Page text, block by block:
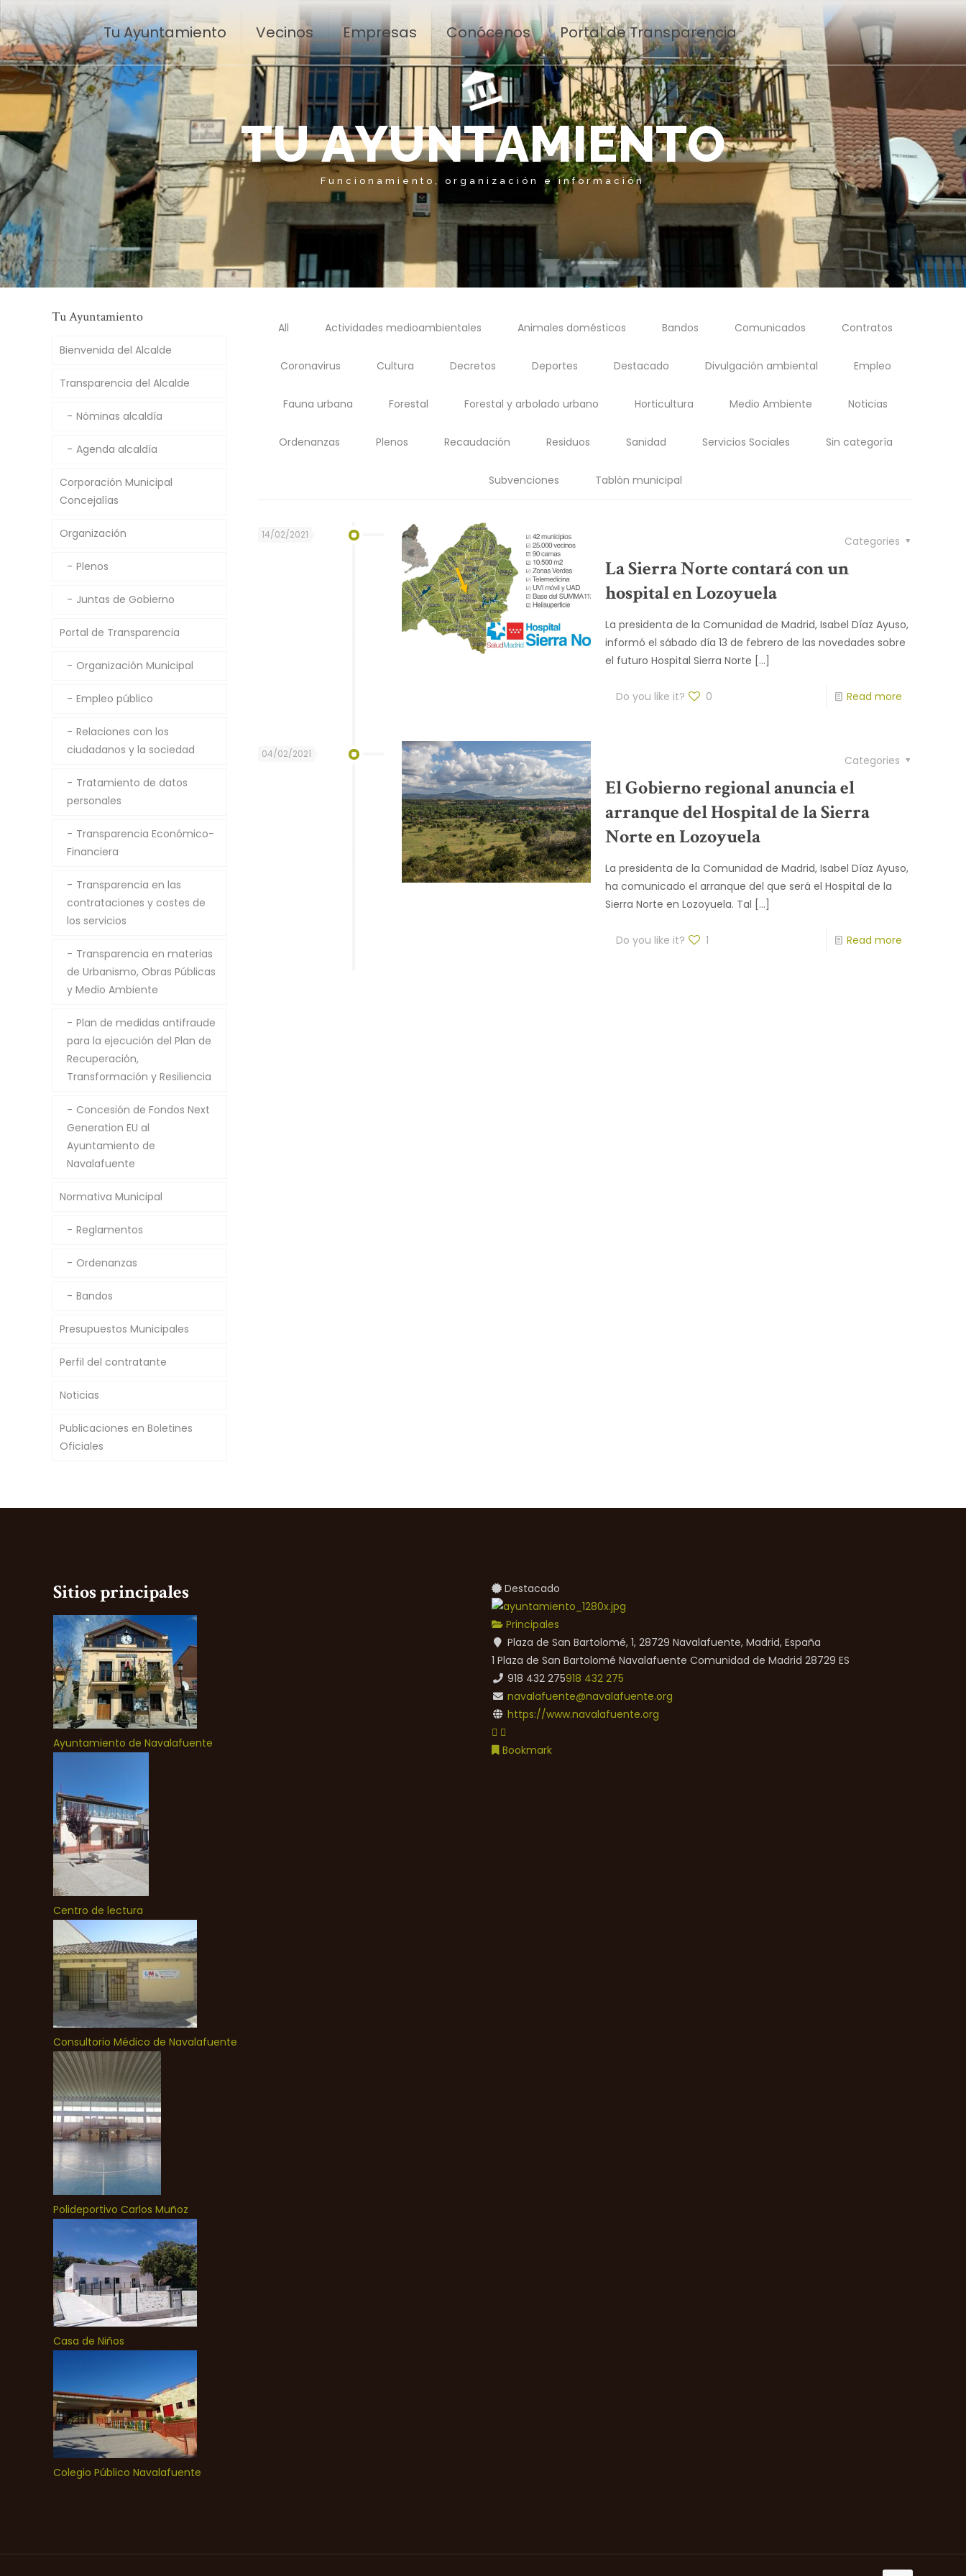
Tu Ayuntamiento Vecinos Empresas Conócenos Portal de Transparencia
TUAYUNTAMIENTO
Funcionamiento, organización e información
All Actividades medioambientales Animales domésticos Bandos Comunicados Contratos
Coronavirus Cultura Decretos Deportes Destacado Divulgación ambiental Empleo
Fauna urbana Forestal Forestal y arbolado urbano Horticultura Medio Ambiente Noticias
Ordenanzas Plenos Recaudación Residuos Sanidad Servicios Sociales Sin categoría
Subvenciones Tablón municipal
14/02/2021 Categories
La Sierra Norte contará con un
hospital en Lozoyuela
La presidenta de la Comunidad de Madrid, Isabel Díaz Ayuso,
informó el sábado día 13 de febrero de las novedades sobre
el futuro Hospital Sierra Norte […]
Do you like it? 0 Read more
04/02/2021 Categories
El Gobierno regional anuncia el
arranque del Hospital de la Sierra
Norte en Lozoyuela
La presidenta de la Comunidad de Madrid, Isabel Díaz Ayuso,
ha comunicado el arranque del que será el Hospital de la
Sierra Norte en Lozoyuela. Tal […]
Do you like it? 1 Read more
Tu Ayuntamiento
Bienvenida del Alcalde
Transparencia del Alcalde
Nóminas alcaldía
Agenda alcaldía
Corporación Municipal
Concejalías
Organización
Plenos
Juntas de Gobierno
Portal de Transparencia
Organización Municipal
Empleo público
Relaciones con los
ciudadanos y la sociedad
Tratamiento de datos
personales
Transparencia Económico-
Financiera
Transparencia en las
contrataciones y costes de
los servicios
Transparencia en materias
de Urbanismo, Obras Públicas
y Medio Ambiente
Plan de medidas antifraude
para la ejecución del Plan de
Recuperación,
Transformación y Resiliencia
Concesión de Fondos Next
Generation EU al
Ayuntamiento de
Navalafuente
Normativa Municipal
Reglamentos
Ordenanzas
Bandos
Presupuestos Municipales
Perfil del contratante
Noticias
Publicaciones en Boletines
Oficiales
Sitios principales
Ayuntamiento de Navalafuente
Centro de lectura
Consultorio Médico de Navalafuente
Polideportivo Carlos Muñoz
Casa de Niños
Colegio Público Navalafuente
Destacado
Principales
Plaza de San Bartolomé, 1, 28729 Navalafuente, Madrid, España
1 Plaza de San Bartolomé Navalafuente Comunidad de Madrid 28729 ES
918 432 275918 432 275
navalafuente@navalafuente.org
https://www.navalafuente.org
Bookmark